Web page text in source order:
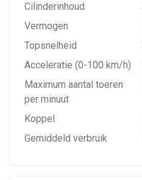
Cilinderinhoud
Vermogen
Topsnelheid
Acceleratie (0-100 km/h)
Maximum aantal toeren
per minuut
Koppel
Gemiddeld verbruik